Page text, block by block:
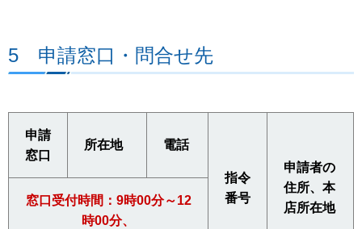
5 申請窓口・問合せ先
申請
窓口
所在地 電話
指令
番号
申請者の
住所、本
店所在地
窓口受付時間：9時00分～12
時00分、